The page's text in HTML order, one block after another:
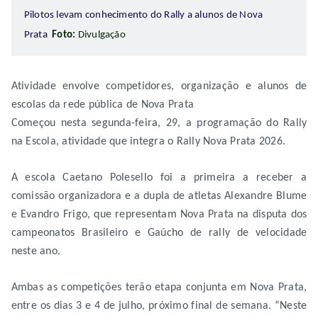
Pilotos levam conhecimento do Rally a alunos de Nova
PrataFoto: Divulgação
Atividade envolve competidores, organização e alunos de
escolas da rede pública de Nova Prata
Começou nesta segunda-feira, 29, a programação do Rally
na Escola, atividade que integra o Rally Nova Prata 2026.
A escola Caetano Polesello foi a primeira a receber a
comissão organizadora e a dupla de atletas Alexandre Blume
e Evandro Frigo, que representam Nova Prata na disputa dos
campeonatos Brasileiro e Gaúcho de rally de velocidade
neste ano.
Ambas as competições terão etapa conjunta em Nova Prata,
entre os dias 3 e 4 de julho, próximo final de semana. “Neste